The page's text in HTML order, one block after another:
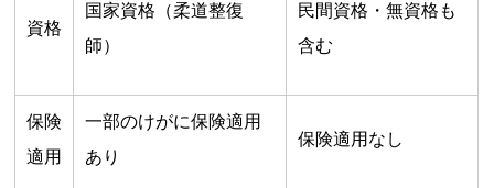
資格
国家資格（柔道整復
師）
民間資格・無資格も
含む
保険
適用
一部のけがに保険適用
あり
保険適用なし